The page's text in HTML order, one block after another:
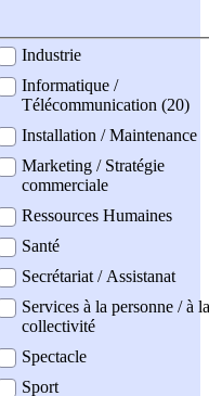
Industrie
Informatique /
Télécommunication (20)
Installation / Maintenance
Marketing / Stratégie
commerciale
Ressources Humaines
Santé
Secrétariat / Assistanat
Services à la personne / à la
collectivité
Spectacle
Sport